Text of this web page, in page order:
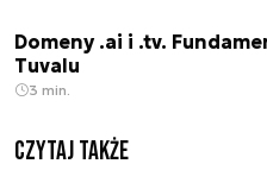
Domeny .ai i .tv.
Tuvalu
3 min.
Czytaj także